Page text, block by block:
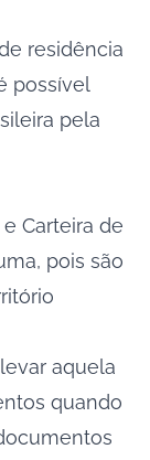
residência
possível
pela
Carteira de
pois são
aquela
quando